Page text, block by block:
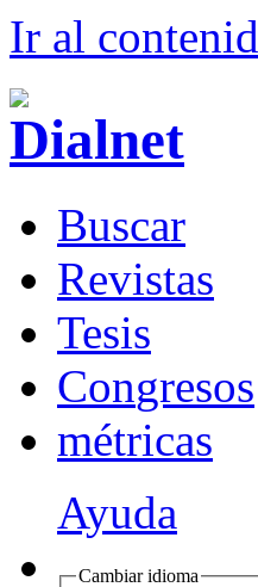
Ir al contenid
Buscar
Revistas
Tesis
Congresos
métricas
Ayuda
Cambiar idioma